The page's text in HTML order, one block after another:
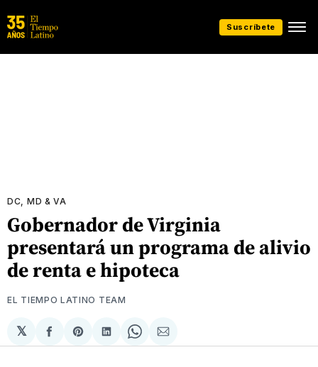
Suscríbete
DC, MD & VA
Gobernador de Virginia
presentará un programa de alivio
de renta e hipoteca
EL TIEMPO LATINO TEAM
𝕏
Compartir
en
Share
on
Compartir
en
Share
on
Compartir
via